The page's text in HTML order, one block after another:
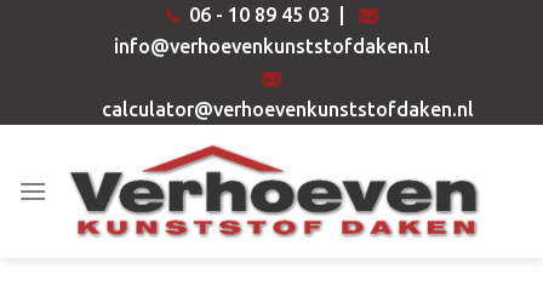
06 - 10 89 45 03
info@verhoevenkunststofdaken.nl
calculator@verhoevenkunststofdaken.nl